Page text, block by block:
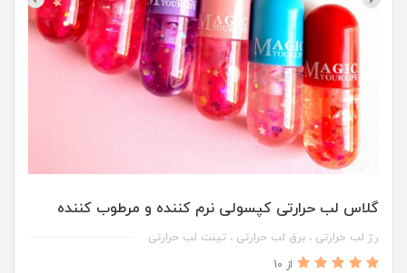
گلاس لب حرارتی کپسولی نرم کننده و مرطوب کننده
رژ لب حرارتی ، برق لب حرارتی ، تینت لب حرارتی
از 10